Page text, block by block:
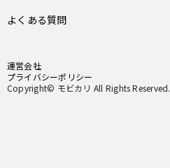
よくある質問
運営会社
プライバシーポリシー
Copyright© モビカリ All Rights Reserved.